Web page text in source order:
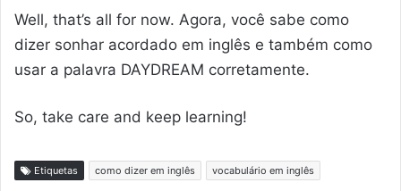
Well, that’s all for now. Agora, você sabe como
dizer sonhar acordado em inglês e também como
usar a palavra DAYDREAM corretamente.
So, take care and keep learning!
Etiquetas como dizer em inglês vocabulário em inglês